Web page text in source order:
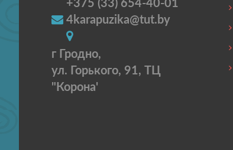
4karapuzika@tut.by
г Гродно,
ул. Горького, 91, ТЦ
"Корона'